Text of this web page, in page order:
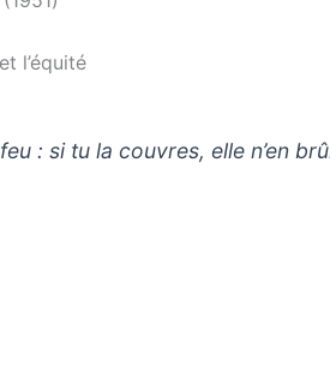
l’équité
: si tu la couvres, elle n’en